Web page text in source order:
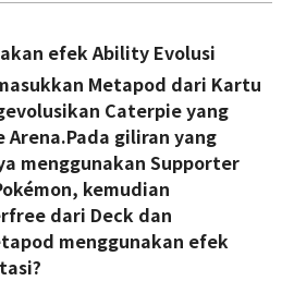
efek Ability Evolusi
Metapod dari Kartu
Caterpie yang
Arena.Pada giliran yang
menggunakan Supporter
kemudian
dari Deck dan
menggunakan efek